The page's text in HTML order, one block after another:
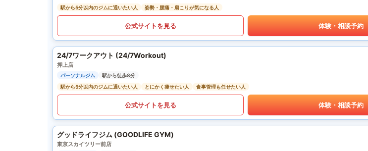
駅から5分以内のジムに通いたい人
姿勢・腰痛・肩こりが気になる人
公式サイトを見る 体験・相談予約
24/7ワークアウト (24/7Workout)
押上店
パーソナルジム
駅から徒歩8分
駅から5分以内のジムに通いたい人
とにかく痩せたい人 食事管理も任せたい人
公式サイトを見る 体験・相談予約
グッドライフジム (GOODLIFE GYM)
東京スカイツリー前店